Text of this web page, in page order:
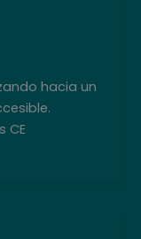
hacia un
CE